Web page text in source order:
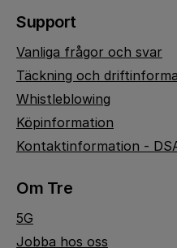
Support
Vanliga frågor och svar
Täckning och
Whistleblowing
Köpinformation
Kontaktinformation -
Om Tre
5G
Jobba hos oss